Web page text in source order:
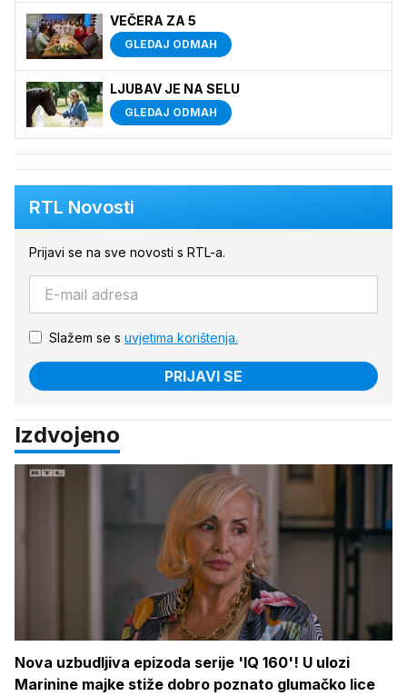
VEČERA ZA 5
GLEDAJ ODMAH
LJUBAV JE NA SELU
GLEDAJ ODMAH
RTL Novosti
Prijavi se na sve novosti s RTL-a.
Slažem se s uvjetima korištenja.
PRIJAVI SE
Izdvojeno
Nova uzbudljiva epizoda serije 'IQ 160'! U ulozi
Marinine majke stiže dobro poznato glumačko lice